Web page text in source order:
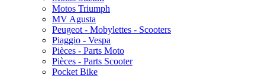
Motos Triumph
MV Agusta
Peugeot - Mobylettes - Scooters
Piaggio - Vespa
Pièces - Parts Moto
Pièces - Parts Scooter
Pocket Bike